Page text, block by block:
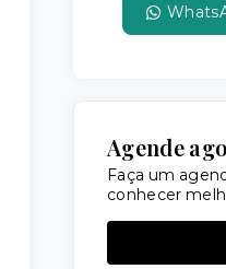
Agende
Faça um
conhecer